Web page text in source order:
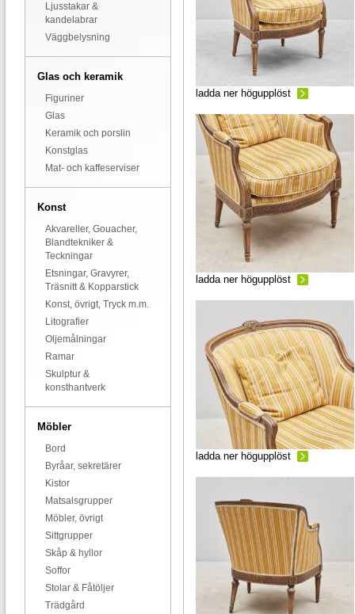
Ljusstakar &
kandelabrar
Väggbelysning
Glas och keramik
Figuriner
Glas
Keramik och porslin
Konstglas
Mat- och kaffeserviser
Konst
Akvareller, Gouacher,
Blandtekniker &
Teckningar
Etsningar, Gravyrer,
Träsnitt & Kopparstick
Konst, övrigt, Tryck m.m.
Litografier
Oljemålningar
Ramar
Skulptur &
konsthantverk
Möbler
Bord
Byråar, sekretärer
Kistor
Matsalsgrupper
Möbler, övrigt
Sittgrupper
Skåp & hyllor
Soffor
Stolar & Fåtöljer
Trädgård
ladda ner högupplöst
ladda ner högupplöst
ladda ner högupplöst